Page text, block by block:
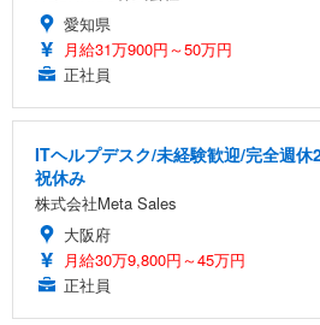
愛知県
月給31万900円～50万円
正社員
ITヘルプデスク/未経験歓迎/完全週
祝休み
株式会社Meta Sales
大阪府
月給30万9,800円～45万円
正社員